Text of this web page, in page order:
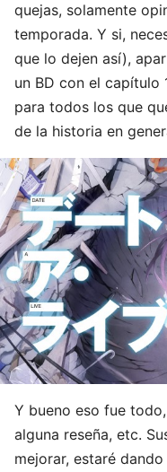
quejas, solamente
temporada. Y si,
que lo dejen así),
un BD con el capítulo
para todos los que
de la historia en
Y bueno eso fue
alguna reseña, etc.
mejorar, estaré